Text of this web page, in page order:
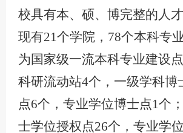
校具有本、硕、博完整的人
现有21个学院，78个本科专
为国家级一流本科专业建设
科研流动站4个，一级学科博
点6个，专业学位博士点1个
士学位授权点26个，专业学